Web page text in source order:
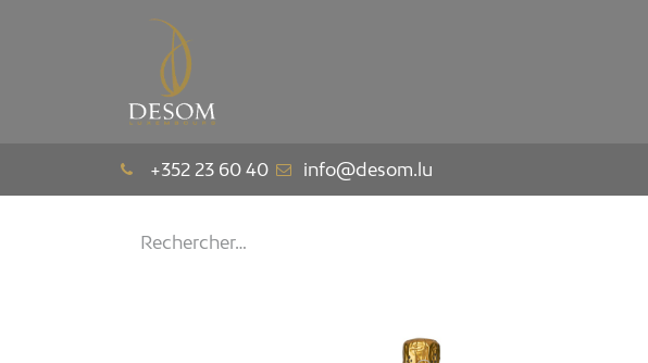
+352 23 60 40 info@desom.lu